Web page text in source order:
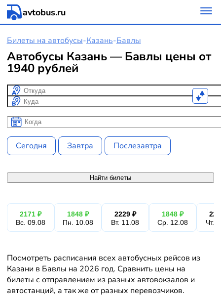
avtobus.ru
Билеты на автобусы-Казань-Бавлы
Автобусы Казань — Бавлы цены от
1940 рублей
Откуда
Куда
Когда
Когда
Сегодня Завтра Послезавтра
Найти билеты
2171 ₽
Вс. 09.08
1848 ₽
Пн. 10.08
2229 ₽
Вт. 11.08
1848 ₽
Ср. 12.08
Чт.
Посмотреть расписания всех автобусных рейсов из
Казани в Бавлы на 2026 год. Сравнить цены на
билеты с отправлением из разных автовокзалов и
автостанций, а так же от разных перевозчиков.